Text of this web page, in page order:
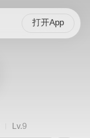
打开App
Lv.9